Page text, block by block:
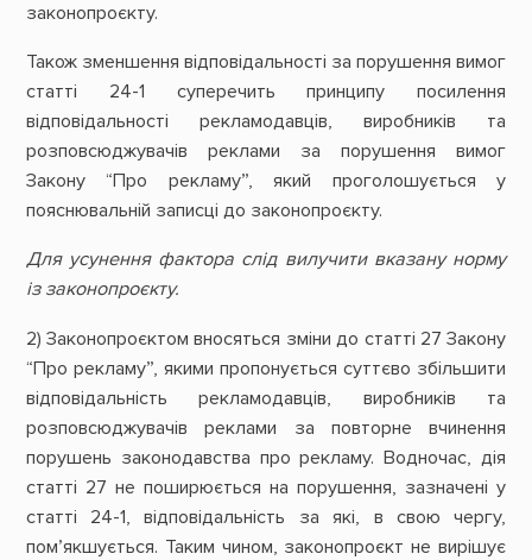
законопроєкту.
Також зменшення відповідальності за порушення вимог
статті 24-1 суперечить принципу посилення
відповідальності рекламодавців, виробників та
розповсюджувачів реклами за порушення вимог
Закону “Про рекламу”, який проголошується у
пояснювальній записці до законопроєкту.
Для усунення фактора слід вилучити вказану норму
із законопроєкту.
2) Законопроєктом вносяться зміни до статті 27 Закону
“Про рекламу”, якими пропонується суттєво збільшити
відповідальність рекламодавців, виробників та
розповсюджувачів реклами за повторне вчинення
порушень законодавства про рекламу. Водночас, дія
статті 27 не поширюється на порушення, зазначені у
статті 24-1, відповідальність за які, в свою чергу,
пом’якшується. Таким чином, законопроєкт не вирішує